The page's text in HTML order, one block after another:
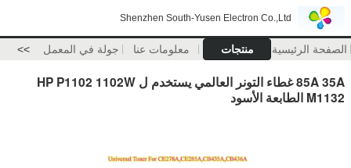
Shenzhen South-Yusen Electron Co.,Ltd
الصفحة الرئيسية منتجات معلومات عنا جولة في المعمل >>
85A 35A غطاء التونر العالمي يستخدم ل HP P1102 1102W
M1132 الطابعة الأسود